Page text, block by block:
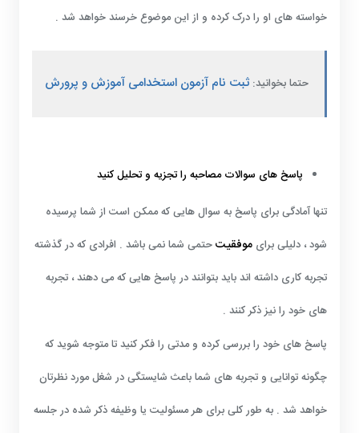
خواسته های او را درک کرده و از این موضوع خرسند خواهد شد .
حتما بخوانید: ثبت نام آزمون استخدامی آموزش و پرورش
پاسخ های سوالات مصاحبه را تجزیه و تحلیل کنید
تنها آمادگی برای پاسخ به سوال هایی که ممکن است از شما پرسیده
شود ، دلیلی برایموفقیتحتمی شما نمی باشد . افرادی که در گذشته
تجربه کاری داشته اند باید بتوانند در پاسخ هایی که می دهند ، تجربه
های خود را نیز ذکر کنند .
پاسخ های خود را بررسی کرده و مدتی را فکر کنید تا متوجه شوید که
چگونه توانایی و تجربه های شما باعث شایستگی در شغل مورد نظرتان
خواهد شد . به طور کلی برای هر مسئولیت یا وظیفه ذکر شده در جلسه